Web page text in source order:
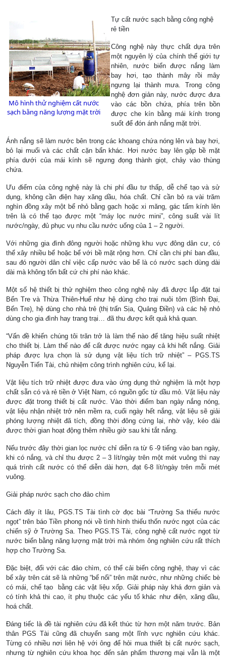
Mô hình thử nghiệm cất nước
sạch bằng năng lượng mặt trời
Tự cất nước sạch bằng công nghệ
rẻ tiền
Công nghệ này thực chất dựa trên
một nguyên lý của chính thế giới tự
nhiên, nước biển được nắng làm
bay hơi, tạo thành mây rồi mây
ngưng lại thành mưa. Trong công
nghệ đơn giản này, nước được đưa
vào các bồn chứa, phía trên bồn
được che kín bằng mái kính trong
suốt để đón ánh nắng mặt trời.
Ánh nắng sẽ làm nước bên trong các khoang chứa nóng lên và bay hơi,
bỏ lại muối và các chất cặn bẩn khác. Hơi nước bay lên gặp bề mặt
phía dưới của mái kính sẽ ngưng đọng thành giọt, chảy vào thùng
chứa.
Ưu điểm của công nghệ này là chi phí đầu tư thấp, dễ chế tạo và sử
dụng, không cần điện hay xăng dầu, hóa chất. Chỉ cần bỏ ra vài trăm
nghìn đồng xây một bể nhỏ bằng gạch hoặc xi măng, gác tấm kính lên
trên là có thể tạo được một “máy lọc nước mini”, công suất vài lít
nước/ngày, đủ phục vụ nhu cầu nước uống của 1 – 2 người.
Với những gia đình đông người hoặc những khu vực đông dân cư, có
thể xây nhiều bể hoặc bể với bề mặt rộng hơn. Chỉ cần chi phí ban đầu,
sau đó người dân chỉ việc cấp nước vào bể là có nước sạch dùng dài
dài mà không tốn bất cứ chi phí nào khác.
Một số hệ thiết bị thử nghiệm theo công nghệ này đã được lắp đặt tại
Bến Tre và Thừa Thiên-Huế như hệ dùng cho trại nuôi tôm (Bình Đại,
Bến Tre), hệ dùng cho nhà trẻ (thị trấn Sịa, Quảng Điền) và các hệ nhỏ
dùng cho gia đình hay trang trại… đã thu được kết quả khả quan.
“Vấn đề khiến chúng tôi trăn trở là làm thế nào để tăng hiệu suất nhiệt
cho thiết bị. Làm thế nào để cất được nước ngay cả khi hết nắng. Giải
pháp được lựa chọn là sử dụng vật liệu tích trữ nhiệt” – PGS.TS
Nguyễn Tiến Tài, chủ nhiệm công trình nghiên cứu, kể lại.
Vật liệu tích trữ nhiệt được đưa vào ứng dụng thử nghiệm là một hợp
chất sẵn có và rẻ tiền ở Việt Nam, có nguồn gốc từ dầu mỏ. Vật liệu này
được đặt trong thiết bị cất nước. Vào thời điểm ban ngày nắng nóng,
vật liệu nhận nhiệt trở nên mềm ra, cuối ngày hết nắng, vật liệu sẽ giải
phóng lượng nhiệt đã tích, đồng thời đông cứng lại, nhờ vậy, kéo dài
được thời gian hoạt động thêm nhiều giờ sau khi tắt nắng.
Nếu trước đây thời gian lọc nước chỉ diễn ra từ 6 -9 tiếng vào ban ngày,
khi có nắng, và chỉ thu được 2 – 3 lít/ngày trên một mét vuông thì nay
quá trình cất nước có thể diễn dài hơn, đạt 6-8 lít/ngày trên mỗi mét
vuông.
Giải pháp nước sạch cho đảo chìm
Cách đây ít lâu, PGS.TS Tài tình cờ đọc bài “Trường Sa thiếu nước
ngọt” trên báo Tiền phong nói về tình hình thiếu thốn nước ngọt của các
chiến sỹ ở Trường Sa. Theo PGS.TS Tài, công nghệ cất nước ngọt từ
nước biển bằng năng lượng mặt trời mà nhóm ông nghiên cứu rất thích
hợp cho Trường Sa.
Đặc biệt, đối với các đảo chìm, có thể cải biến công nghệ, thay vì các
bể xây trên cát sẽ là những “bể nổi” trên mặt nước, như những chiếc bè
có mái, chế tạo bằng các vật liệu xốp. Giải pháp này khá đơn giản và
có tính khả thi cao, ít phụ thuộc các yếu tố khác như điện, xăng dầu,
hoá chất.
Đáng tiếc là đề tài nghiên cứu đã kết thúc từ hơn một năm trước. Bản
thân PGS Tài cũng đã chuyển sang một lĩnh vực nghiên cứu khác.
Từng có nhiều nơi liên hệ với ông để hỏi mua thiết bị cất nước sạch,
nhưng từ nghiên cứu khoa học đến sản phẩm thương mại vẫn là một